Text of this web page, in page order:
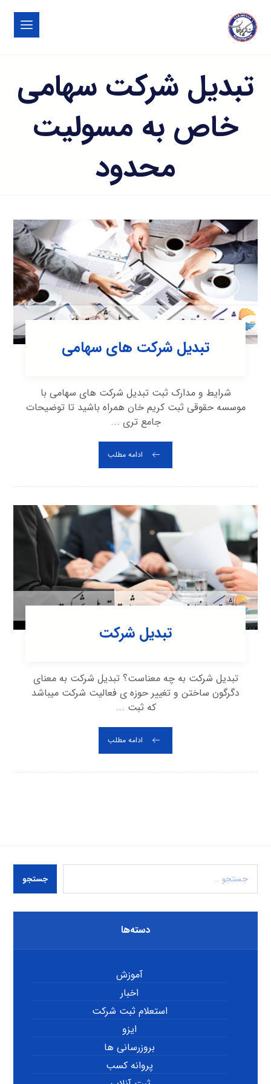
تبدیل شرکت سهامی
خاص به مسولیت
محدود
تبدیل شرکت های سهامی
شرایط و مدارک ثبت تبدیل شرکت های سهامی با
موسسه حقوقی ثبت کریم خان همراه باشید تا توضیحات
جامع تری ...
ادامه مطلب
تبدیل شرکت
تبدیل شرکت به چه معناست؟ تبدیل شرکت به معنای
دگرگون ساختن و تغییر حوزه ی فعالیت شرکت می‎باشد
که ثبت ...
ادامه مطلب
جستجو
دسته‌ها
آموزش
اخبار
استعلام ثبت شرکت
ایزو
بروزرسانی ها
پروانه کسب